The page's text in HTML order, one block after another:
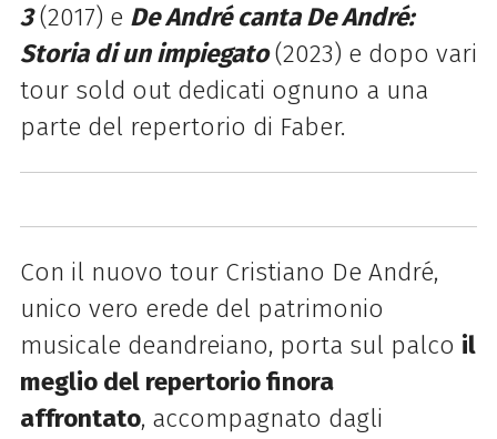
3(2017) e De André canta De André:
Storia di un impiegato(2023) e dopo vari
tour sold out dedicati ognuno a una
parte del repertorio di Faber.
Con il nuovo tour Cristiano De André,
unico vero erede del patrimonio
musicale deandreiano, porta sul palco il
meglio del repertorio finora
affrontato, accompagnato dagli